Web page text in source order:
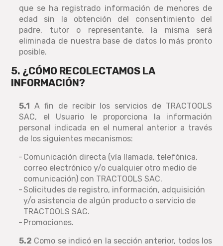
que se ha registrado información de menores de
edad sin la obtención del consentimiento del
padre, tutor o representante, la misma será
eliminada de nuestra base de datos lo más pronto
posible.
5. ¿CÓMO RECOLECTAMOS LA
INFORMACIÓN?
5.1 A fin de recibir los servicios de TRACTOOLS
SAC, el Usuario le proporciona la información
personal indicada en el numeral anterior a través
de los siguientes mecanismos:
Comunicación directa (vía llamada, telefónica,
correo electrónico y/o cualquier otro medio de
comunicación) con TRACTOOLS SAC.
Solicitudes de registro, información, adquisición
y/o asistencia de algún producto o servicio de
TRACTOOLS SAC.
Promociones.
5.2 Como se indicó en la sección anterior, todos los